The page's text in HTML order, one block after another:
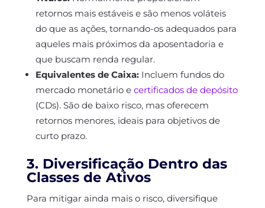
retornos mais estáveis e são menos voláteis
do que as ações, tornando-os adequados para
aqueles mais próximos da aposentadoria e
que buscam renda regular.
Equivalentes de Caixa:Incluem fundos do
mercado monetário e certificados de depósito
(CDs). São de baixo risco, mas oferecem
retornos menores, ideais para objetivos de
curto prazo.
3. Diversificação Dentro das
Classes de Ativos
Para mitigar ainda mais o risco, diversifique